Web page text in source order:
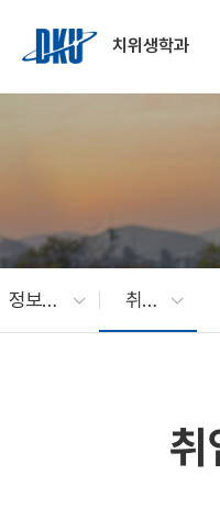
치위생학과
정보마당 취업정보
취